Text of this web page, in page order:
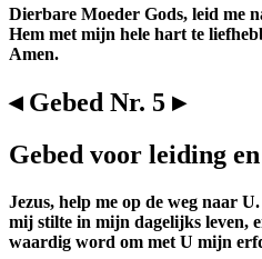
Dierbare Moeder Gods, leid me
Hem met mijn hele hart te
Amen.
◂ Gebed Nr. 5 ▸
Gebed voor leiding
Jezus, help me op de weg naar
mij stilte in mijn dagelijks leven,
waardig word om met U mijn